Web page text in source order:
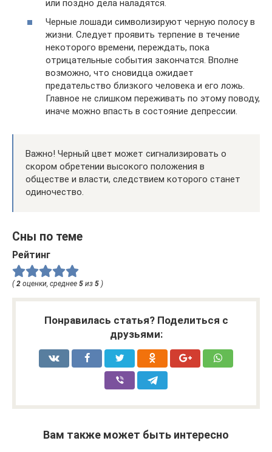
или поздно дела наладятся.
Черные лошади символизируют черную полосу в
жизни. Следует проявить терпение в течение
некоторого времени, переждать, пока
отрицательные события закончатся. Вполне
возможно, что сновидца ожидает
предательство близкого человека и его ложь.
Главное не слишком переживать по этому поводу,
иначе можно впасть в состояние депрессии.
Важно! Черный цвет может сигнализировать о
скором обретении высокого положения в
обществе и власти, следствием которого станет
одиночество.
Сны по теме
Рейтинг
( 2 оценки, среднее 5 из 5 )
Понравилась статья? Поделиться с
друзьями:
Вам также может быть интересно